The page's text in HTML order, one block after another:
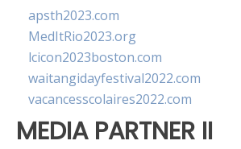
apsth2023.com
MedItRio2023.org
lcicon2023boston.com
waitangidayfestival2022.com
vacancesscolaires2022.com
MEDIA PARTNER II